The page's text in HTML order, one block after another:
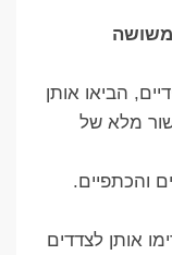
משושה
הביאו אותן
מלא של
והכתפיים.
אותן לצדדים